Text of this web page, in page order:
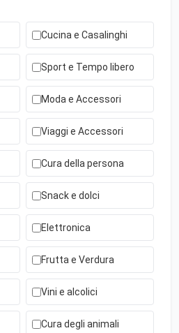
Cucina e Casalinghi
Sport e Tempo libero
Moda e Accessori
Viaggi e Accessori
Cura della persona
Snack e dolci
Elettronica
Frutta e Verdura
Vini e alcolici
Cura degli animali